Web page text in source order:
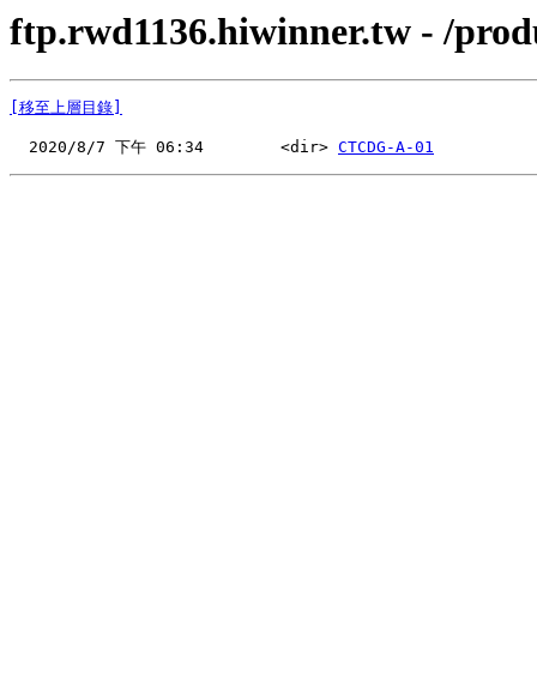
ftp.rwd1136.hiwinner.tw - /
[移至上層目錄]
  2020/8/7 下午 06:34        <dir>
CTCDG-A-01